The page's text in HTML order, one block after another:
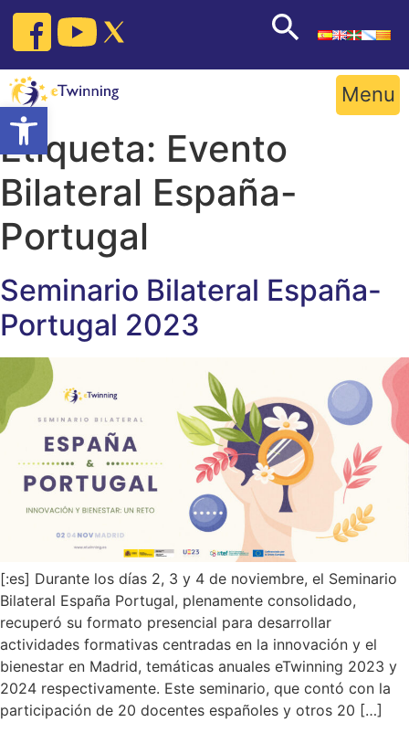
Open toolbar
Skip
content
Menu
Etiqueta: Evento
Bilateral España-
Portugal
Seminario Bilateral España-
Portugal 2023
[:es] Durante los días 2, 3 y 4 de noviembre, el Seminario
Bilateral España Portugal, plenamente consolidado,
recuperó su formato presencial para desarrollar
actividades formativas centradas en la innovación y el
bienestar en Madrid, temáticas anuales eTwinning 2023 y
2024 respectivamente. Este seminario, que contó con la
participación de 20 docentes españoles y otros 20 […]